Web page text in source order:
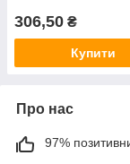
306,50 ₴
Купити
Про нас
97%